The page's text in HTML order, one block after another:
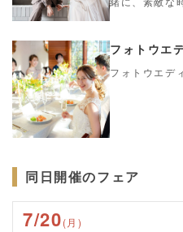
フォトウエ
フォトウエデ
同日開催のフェア
7/20(月)